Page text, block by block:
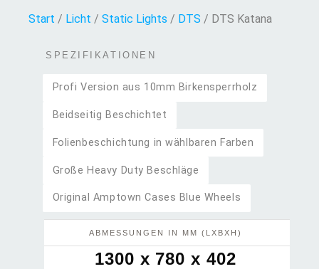
Start / Licht / Static Lights / DTS / DTS Katana
SPEZIFIKATIONEN
Profi Version aus 10mm Birkensperrholz
Beidseitig Beschichtet
Folienbeschichtung in wählbaren Farben
Große Heavy Duty Beschläge
Original Amptown Cases Blue Wheels
ABMESSUNGEN IN MM (LXBXH)
1300 x 780 x 402